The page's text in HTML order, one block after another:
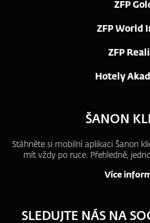
ZFP
ZFP World
ZFP
Hotely
ŠANON
Stáhněte si mobilní aplikaci Šanon
mít vždy po ruce. Přehledně,
Více
SLEDUJTE NÁS NA